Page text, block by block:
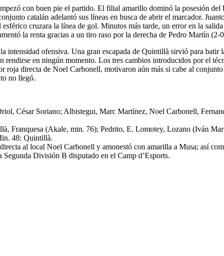
con buen pie el partido. El filial amarillo dominó la posesión del
catalán adelantó sus líneas en busca de abrir el marcador.
cruzara la línea de gol. Minutos más tarde, un error en la
la renta gracias a un tiro raso por la derecha de Pedro Martín (2-
ofensiva. Una gran escapada de Quintillà sirvió para
rendirse en ningún momento. Los tres cambios introducidos por el
directa de Noel Carbonell, motivaron aún más si cabe al
no llegó.
César Soriano; Albistegui, Marc Martínez, Noel Carbonell,
Franquesa (Akale, min. 76); Pedrito, E. Lomotey, Lozano (Iván
48: Quintillà.
al local Noel Carbonell y amonestó con amarilla a Musa; así
División B disputado en el Camp d’Esports.